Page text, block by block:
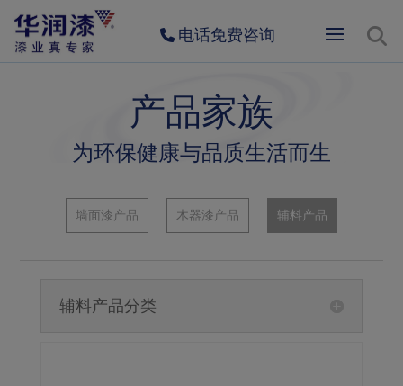
电话免费咨询
产品家族
为环保健康与品质生活而生
墙面漆产品 木器漆产品 辅料产品
辅料产品分类